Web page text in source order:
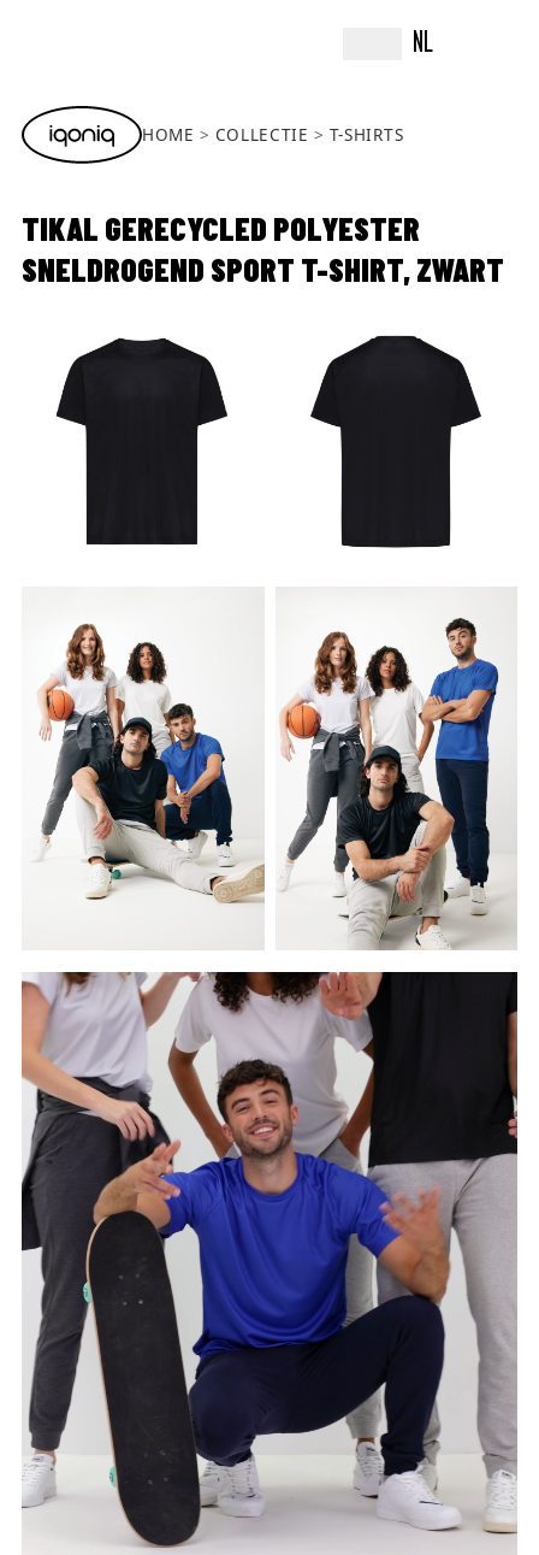
NL
HOME COLLECTIE T-SHIRTS
TIKAL GERECYCLED POLYESTER
SNELDROGEND SPORT T-SHIRT, ZWART